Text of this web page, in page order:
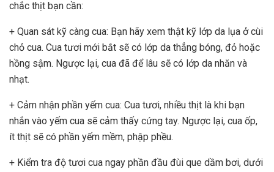
chắc thịt bạn cần:
+ Quan sát kỹ càng cua: Bạn hãy xem thật kỹ lớp da lụa ở cùi
chỏ cua. Cua tươi mới bắt sẽ có lớp da thẳng bóng, đỏ hoặc
hồng sậm. Ngược lại, cua đã để lâu sẽ có lớp da nhăn và
nhạt.
+ Cảm nhận phần yếm cua: Cua tươi, nhiều thịt là khi bạn
nhắn vào yếm cua sẽ cảm thấy cứng tay. Ngược lại, cua ốp,
ít thịt sẽ có phần yếm mềm, phập phều.
+ Kiểm tra độ tươi cua ngay phần đầu đùi que dầm bơi, dưới